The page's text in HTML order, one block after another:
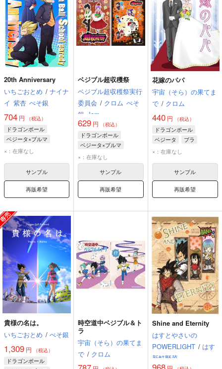
20th Anniversary
いちごおとめ / ナイナ
イ 紫杏 ぺそ銀
704 円 （税込）
ドラゴンボール
ベジータ×ブルマ
ベジータ
×：在庫なし
サンプル
再販希望
ベジブル超収穫祭
ベジブル超収穫祭実行
委員会 / クロム ぺそ
銀
Jam
629 円 （税込）
ドラゴンボール
ベジータ×ブルマ
ベジータ
×：在庫なし
サンプル
再販希望
花嫁のパパ
宇宙（そら）の果てま
で / クロム
440円 （税込）
ドラゴンボール
ベジータ
ブラ
ブルマ
×：在庫なし
サンプル
再販希望
貴様の名は。
いちごおとめ / ぺそ銀
1,309 円 （税込）
ドラゴンボール
時空道中ベジブル＆ト
ラ
宇宙（そら）の果てま
で / クロム
Shine and Eternity
はすとやさいの
POWERLIGHT / はす
新鮮野菜